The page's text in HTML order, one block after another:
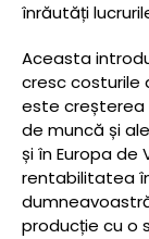
înrăutăți
Aceasta
cresc costurile
este creșterea
de muncă și
și în Europa
rentabilitatea
producție cu o